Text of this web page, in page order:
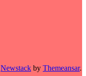
Newstack by Themeansar.